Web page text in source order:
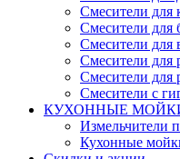
Смесители для
Смесители для
Смесители для
Смесители для
Смесители для
Смесители с
КУХОННЫЕ
Измельчители
Кухонные